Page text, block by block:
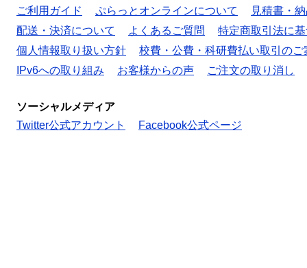
ご利用ガイド
ぷらっとオンラインについて
見積書・
配送・決済について
よくあるご質問
特定商取引法に
個人情報取り扱い方針
校費・公費・科研費払い取引のご
IPv6への取り組み
お客様からの声 ご注文の取り消し
ソーシャルメディア
Twitter公式アカウント
Facebook公式ページ